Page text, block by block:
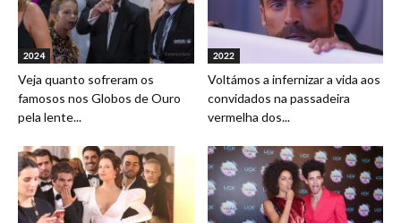
2024
Veja quanto sofreram os
famosos nos Globos de Ouro
pela lente...
2022
Voltámos a infernizar a vida aos
convidados na passadeira
vermelha dos...